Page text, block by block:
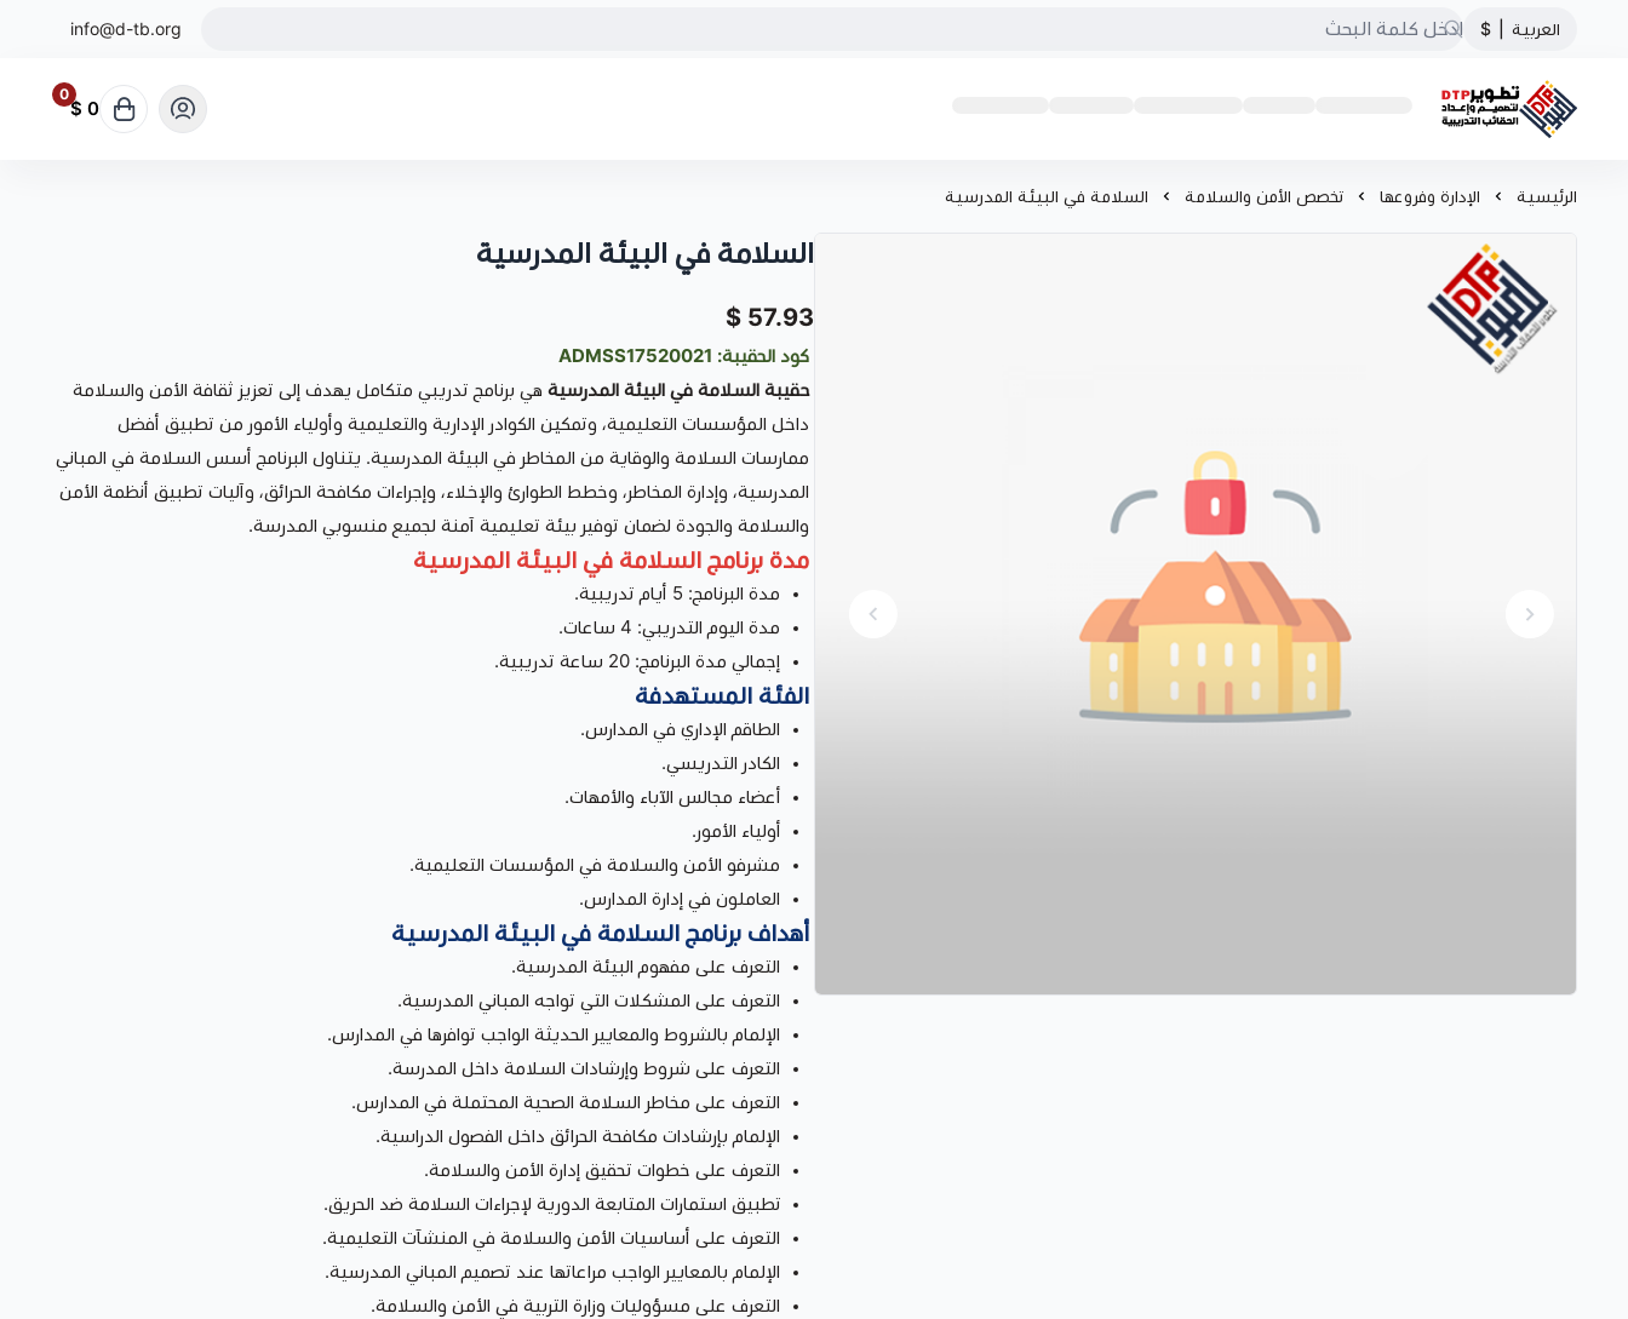
العربية $
info@d-tb.org
تطوير الحقائب التدريبية
0
0 $
الرئيسية الإدارة وفروعها تخصص الأمن والسلامة السلامة في البيئة المدرسية
السلامة في البيئة المدرسية
57.93 $
كود الحقيبة: ADMSS17520021
حقيبة السلامة في البيئة المدرسية هي برنامج تدريبي متكامل يهدف إلى تعزيز ثقافة الأمن والسلامة
داخل المؤسسات التعليمية، وتمكين الكوادر الإدارية والتعليمية وأولياء الأمور من تطبيق أفضل
ممارسات السلامة والوقاية من المخاطر في البيئة المدرسية. يتناول البرنامج أسس السلامة في المباني
المدرسية، وإدارة المخاطر، وخطط الطوارئ والإخلاء، وإجراءات مكافحة الحرائق، وآليات تطبيق أنظمة الأمن
والسلامة والجودة لضمان توفير بيئة تعليمية آمنة لجميع منسوبي المدرسة.
مدة برنامج السلامة في البيئة المدرسية
مدة البرنامج: 5 أيام تدريبية.
مدة اليوم التدريبي: 4 ساعات.
إجمالي مدة البرنامج: 20 ساعة تدريبية.
الفئة المستهدفة
الطاقم الإداري في المدارس.
الكادر التدريسي.
أعضاء مجالس الآباء والأمهات.
أولياء الأمور.
مشرفو الأمن والسلامة في المؤسسات التعليمية.
العاملون في إدارة المدارس.
أهداف برنامج السلامة في البيئة المدرسية
التعرف على مفهوم البيئة المدرسية.
التعرف على المشكلات التي تواجه المباني المدرسية.
الإلمام بالشروط والمعايير الحديثة الواجب توافرها في المدارس.
التعرف على شروط وإرشادات السلامة داخل المدرسة.
التعرف على مخاطر السلامة الصحية المحتملة في المدارس.
الإلمام بإرشادات مكافحة الحرائق داخل الفصول الدراسية.
التعرف على خطوات تحقيق إدارة الأمن والسلامة.
تطبيق استمارات المتابعة الدورية لإجراءات السلامة ضد الحريق.
التعرف على أساسيات الأمن والسلامة في المنشآت التعليمية.
الإلمام بالمعايير الواجب مراعاتها عند تصميم المباني المدرسية.
التعرف على مسؤوليات وزارة التربية في الأمن والسلامة.